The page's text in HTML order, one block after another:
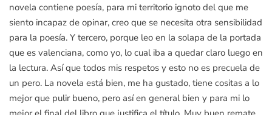
novela contiene poesía, para mi territorio ignoto del que me
siento incapaz de opinar, creo que se necesita otra sensibilidad
para la poesía. Y tercero, porque leo en la solapa de la portada
que es valenciana, como yo, lo cual iba a quedar claro luego en
la lectura. Así que todos mis respetos y esto no es precuela de
un pero. La novela está bien, me ha gustado, tiene cositas a lo
mejor que pulir bueno, pero así en general bien y para mi lo